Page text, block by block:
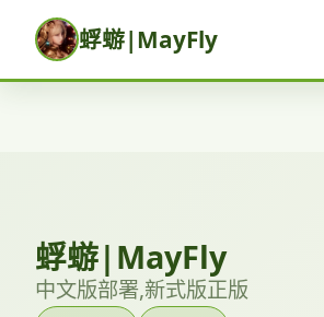
蜉蝣|MayFly
蜉蝣|MayFly
中文版部署,新式版正版